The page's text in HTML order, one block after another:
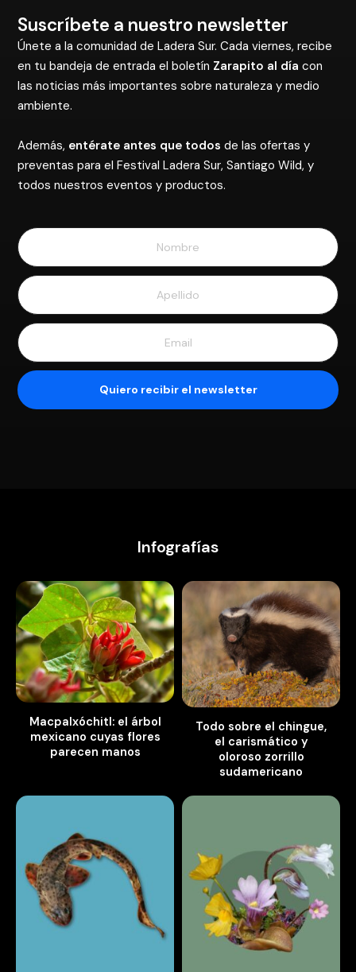
Suscríbete a nuestro newsletter
Únete a la comunidad de Ladera Sur. Cada viernes, recibe
en tu bandeja de entrada el boletín Zarapito al día con
las noticias más importantes sobre naturaleza y medio
ambiente.
Además, entérate antes que todos de las ofertas y
preventas para el Festival Ladera Sur, Santiago Wild, y
todos nuestros eventos y productos.
Infografías
Macpalxóchitl: el árbol
mexicano cuyas flores
parecen manos
Todo sobre el chingue,
el carismático y
oloroso zorrillo
sudamericano